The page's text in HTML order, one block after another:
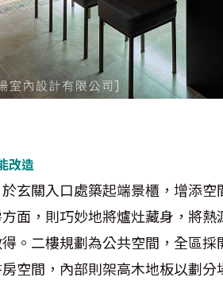
改造
玄關入口處築起端景櫃，增添
面，則巧妙地將爐灶藏身，將
。二樓規劃為公共空間，全區
空間，內部則架高木地板以劃